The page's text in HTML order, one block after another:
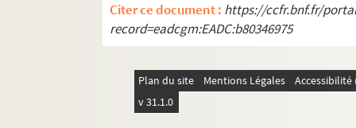
Citer ce document : https://ccfr.bnf.fr/
record=eadcgm:EADC:b80346975
Plan du site Mentions Légales
v 31.1.0